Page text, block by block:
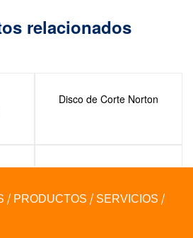
relacionados
Disco de Corte Norton
Foco LED
PRODUCTOS SERVICIOS